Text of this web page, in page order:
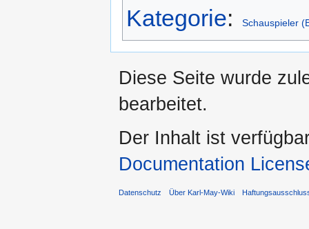
Kategorie: Schauspieler
Diese Seite wurde
bearbeitet.
Der Inhalt ist
Documentation
Datenschutz Über Karl-May-Wiki